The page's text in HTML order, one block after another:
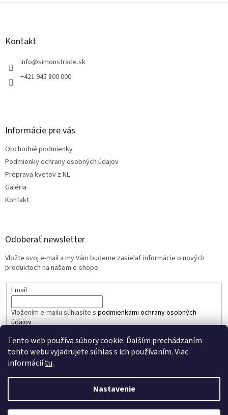
Tento web používa súbory cookie. Ďalším prechádzaním
tohto webu vyjadrujete súhlas s ich používaním. Viac
informáciítu.
Nastavenie
Z
Kontakt
info@simonstrade.sk
+421 945 800 000
Informácie pre vás
Obchodné podmienky
Podmienky ochrany osobných údajov
Preprava kvetov z NL
Galéria
Kontakt
Odoberať newsletter
Vložte svoj e-mail a my Vám budeme zasielať informácie o nových
produktoch na našom e-shope.
Email
Vložením e-mailu súhlasíte s podmienkami ochrany osobných
údajov
PRIHLÁSIŤ SA
Vytvoril Shoptet